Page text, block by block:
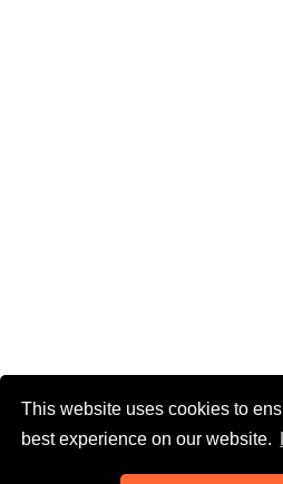
This website uses cookies to
best experience on our website.